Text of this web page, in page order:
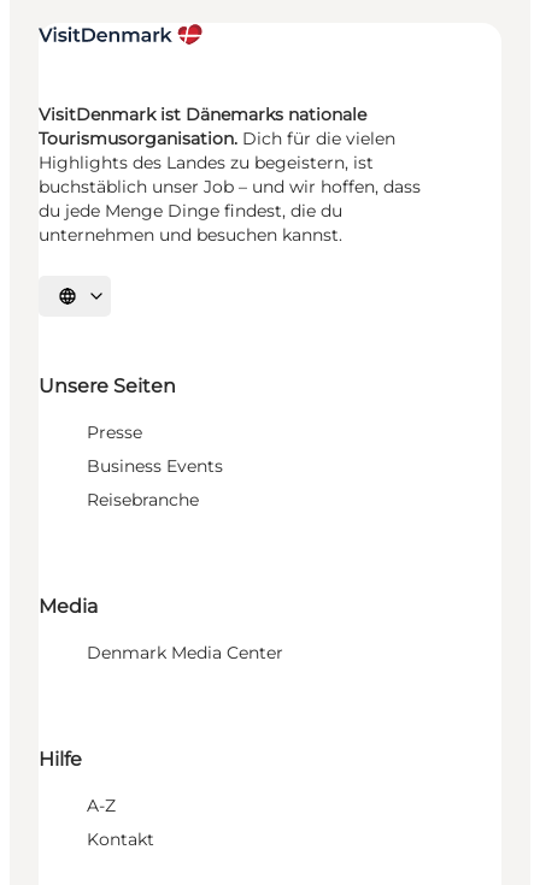
VisitDenmark ist Dänemarks nationale
Tourismusorganisation. Dich für die vielen
Highlights des Landes zu begeistern, ist
buchstäblich unser Job – und wir hoffen, dass
du jede Menge Dinge findest, die du
unternehmen und besuchen kannst.
Sprache auswählen
Unsere Seiten
Presse
Business Events
Reisebranche
Media
Denmark Media Center
Hilfe
A-Z
Kontakt